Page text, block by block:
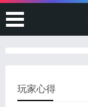
玩家心得